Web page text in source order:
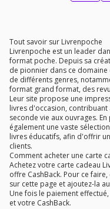
Tout savoir sur Livrenpoche
Livrenpoche est un leader
format poche. Depuis sa
de pionnier dans ce
de différents genres,
format grand format, des
Leur site propose une
livres d'occasion,
seconde vie aux ouvrages.
également une vaste
livres éducatifs, afin d'offrir
clients.
Comment acheter une carte
Achetez votre carte cadeau
offre CashBack. Pour ce
sur cette page et ajoutez-la
Une fois le paiement
et votre CashBack.